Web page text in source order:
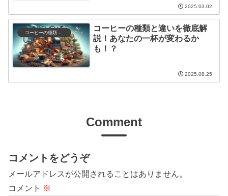
2025.03.02
コーヒーの種類と特徴
コーヒーの種類と違いを徹底解
説！あなたの一杯が変わるか
も！？
2025.08.25
Comment
コメントをどうぞ
メールアドレスが公開されることはありません。
コメント ※